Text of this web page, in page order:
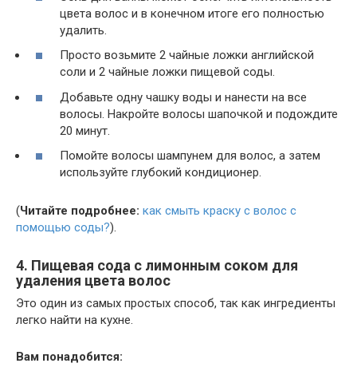
цвета волос и в конечном итоге его полностью
удалить.
Просто возьмите 2 чайные ложки английской
соли и 2 чайные ложки пищевой соды.
Добавьте одну чашку воды и нанести на все
волосы. Накройте волосы шапочкой и подождите
20 минут.
Помойте волосы шампунем для волос, а затем
используйте глубокий кондиционер.
(Читайте подробнее: как смыть краску с волос с
помощью соды?).
4. Пищевая сода с лимонным соком для
удаления цвета волос
Это один из самых простых способ, так как ингредиенты
легко найти на кухне.
Вам понадобится: